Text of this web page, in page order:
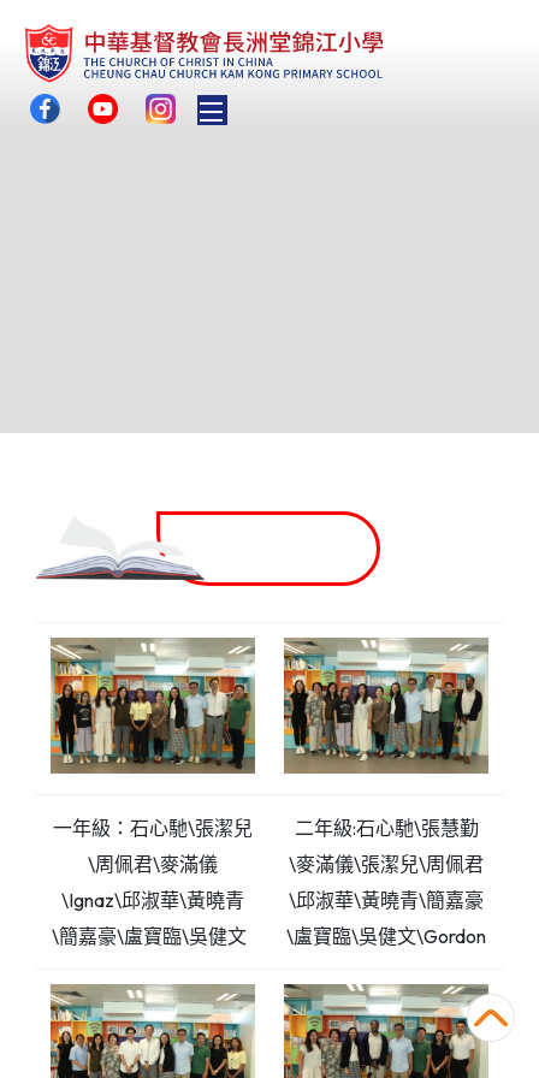
一年級：石心馳\張潔兒
\周佩君\麥滿儀
\Ignaz\邱淑華\黃曉青
\簡嘉豪\盧寶臨\吳健文
二年級:石心馳\張慧勤
\麥滿儀\張潔兒\周佩君
\邱淑華\黃曉青\簡嘉豪
\盧寶臨\吳健文\Gordon